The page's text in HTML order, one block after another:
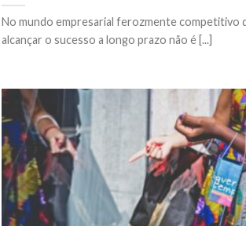
No mundo empresarial ferozmente competitivo
alcançar o sucesso a longo prazo não é [...]